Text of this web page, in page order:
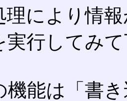
理により情
実行してみ
機能は「書